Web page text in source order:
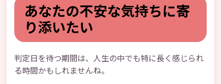
あなたの不安な気持ちに寄
り添いたい
判定日を待つ期間は、人生の中でも特に長く感じられ
る時間かもしれませんね。